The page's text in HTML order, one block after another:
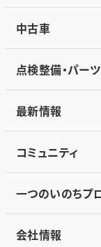
中古車
点検整備・パーツ
最新情報
コミュニティ
一つのいのちプ
会社情報